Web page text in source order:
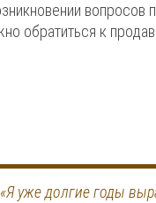
вопросов
обратиться к
уже долгие годы